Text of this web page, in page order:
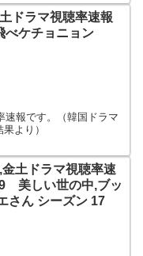
ドラマ視聴率速報
べケチョニョン
速報です。（韓国ドラマ
より）
土ドラマ視聴率速
美しい世の中,ブッ
さん シーズン 17